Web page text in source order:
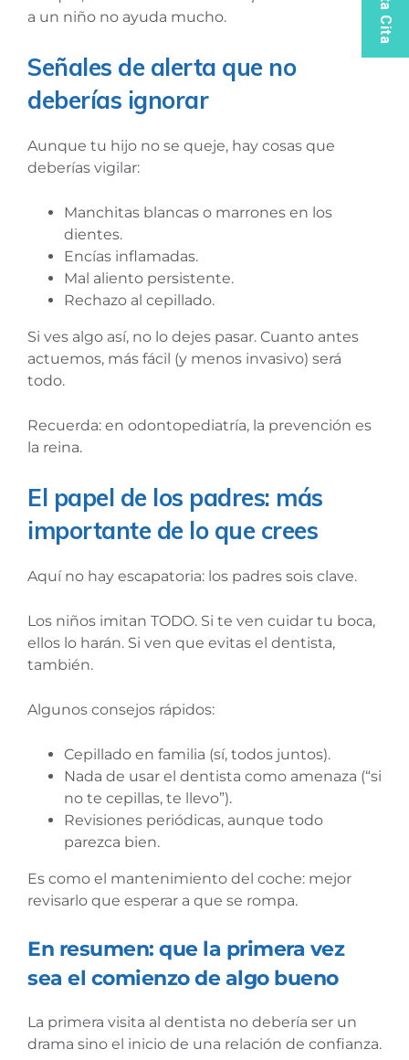
a un niño no ayuda mucho.
Señales de alerta que no
deberías ignorar
Aunque tu hijo no se queje, hay cosas que
deberías vigilar:
Manchitas blancas o marrones en los
dientes.
Encías inflamadas.
Mal aliento persistente.
Rechazo al cepillado.
Si ves algo así, no lo dejes pasar. Cuanto antes
actuemos, más fácil (y menos invasivo) será
todo.
Recuerda: en odontopediatría, la prevención es
la reina.
El papel de los padres: más
importante de lo que crees
Aquí no hay escapatoria: los padres sois clave.
Los niños imitan TODO. Si te ven cuidar tu boca,
ellos lo harán. Si ven que evitas el dentista,
también.
Algunos consejos rápidos:
Cepillado en familia (sí, todos juntos).
Nada de usar el dentista como amenaza (“si
no te cepillas, te llevo”).
Revisiones periódicas, aunque todo
parezca bien.
Es como el mantenimiento del coche: mejor
revisarlo que esperar a que se rompa.
En resumen: que la primera vez
sea el comienzo de algo bueno
La primera visita al dentista no debería ser un
drama sino el inicio de una relación de confianza.